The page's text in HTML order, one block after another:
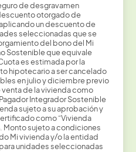
de desgravamen
otorgado de
un descuento de
seleccionadas que se
del bono del Mi
Sostenible que equivale
es estimada por la
hipotecario a ser cancelado
en julio y diciembre previo
de la vivienda como
Integrador Sostenible
sujeto a su aprobación y
como “Vivienda
Monto sujeto a condiciones
Mi vivienda y/o la entidad
unidades seleccionadas